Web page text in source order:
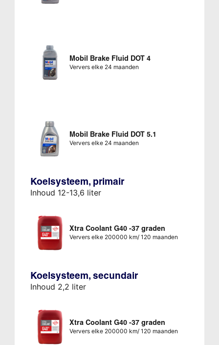
Mobil Brake Fluid DOT 4
Ververs elke 24 maanden
Mobil Brake Fluid DOT 5.1
Ververs elke 24 maanden
Koelsysteem, primair
Inhoud 12-13,6 liter
Xtra Coolant G40 -37 graden
Ververs elke 200000 km/ 120 maanden
Koelsysteem, secundair
Inhoud 2,2 liter
Xtra Coolant G40 -37 graden
Ververs elke 200000 km/ 120 maanden